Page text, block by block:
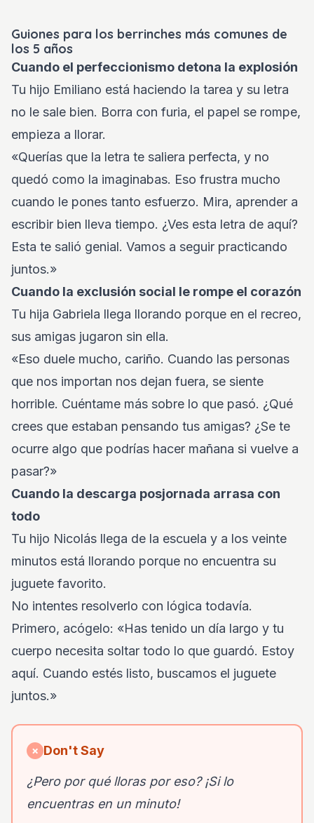
Guiones para los berrinches más comunes de
los 5 años
Cuando el perfeccionismo detona la explosión
Tu hijo Emiliano está haciendo la tarea y su letra
no le sale bien. Borra con furia, el papel se rompe,
empieza a llorar.
«Querías que la letra te saliera perfecta, y no
quedó como la imaginabas. Eso frustra mucho
cuando le pones tanto esfuerzo. Mira, aprender a
escribir bien lleva tiempo. ¿Ves esta letra de aquí?
Esta te salió genial. Vamos a seguir practicando
juntos.»
Cuando la exclusión social le rompe el corazón
Tu hija Gabriela llega llorando porque en el recreo,
sus amigas jugaron sin ella.
«Eso duele mucho, cariño. Cuando las personas
que nos importan nos dejan fuera, se siente
horrible. Cuéntame más sobre lo que pasó. ¿Qué
crees que estaban pensando tus amigas? ¿Se te
ocurre algo que podrías hacer mañana si vuelve a
pasar?»
Cuando la descarga posjornada arrasa con
todo
Tu hijo Nicolás llega de la escuela y a los veinte
minutos está llorando porque no encuentra su
juguete favorito.
No intentes resolverlo con lógica todavía.
Primero, acógelo: «Has tenido un día largo y tu
cuerpo necesita soltar todo lo que guardó. Estoy
aquí. Cuando estés listo, buscamos el juguete
juntos.»
✗ Don't Say
¿Pero por qué lloras por eso? ¡Si lo
encuentras en un minuto!